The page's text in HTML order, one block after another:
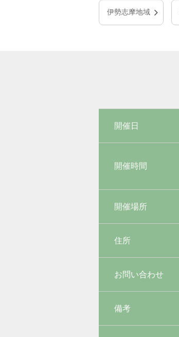
伊勢志摩地域
開催日
開催時間
開催場所
住所
お問い合わせ
備考